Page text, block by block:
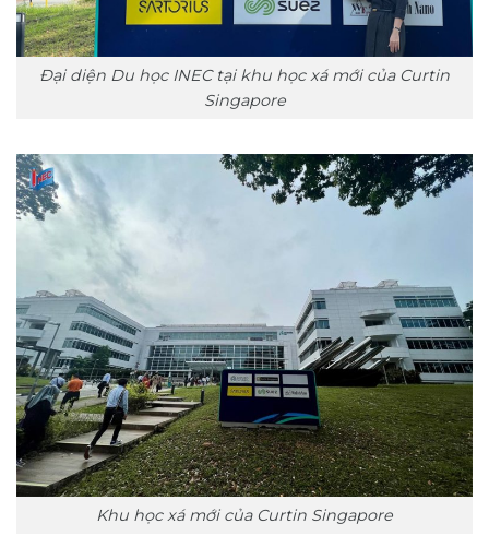
Đại diện Du học INEC tại khu học xá mới của Curtin
Singapore
Khu học xá mới của Curtin Singapore